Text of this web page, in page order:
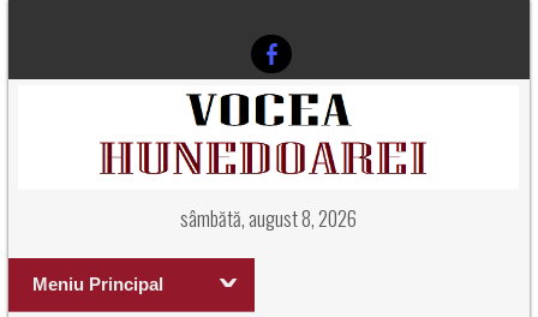
sâmbătă, august 8, 2026
Meniu Principal